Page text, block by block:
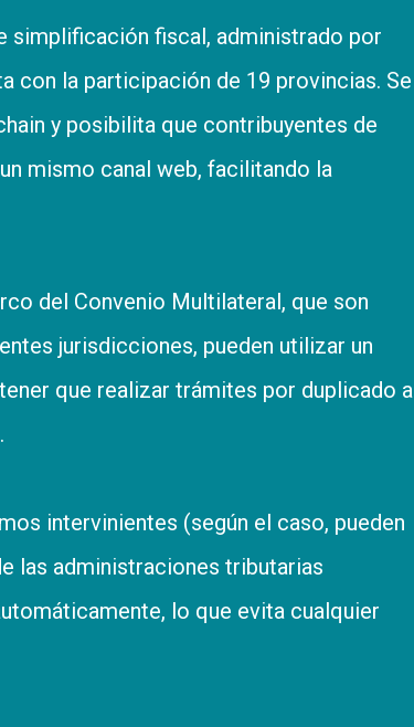
simplificación fiscal, administrado por
con la participación de 19 provincias. Se
y posibilita que contribuyentes de
mismo canal web, facilitando la
del Convenio Multilateral, que son
jurisdicciones, pueden utilizar un
que realizar trámites por duplicado a
intervinientes (según el caso, pueden
las administraciones tributarias
lo que evita cualquier